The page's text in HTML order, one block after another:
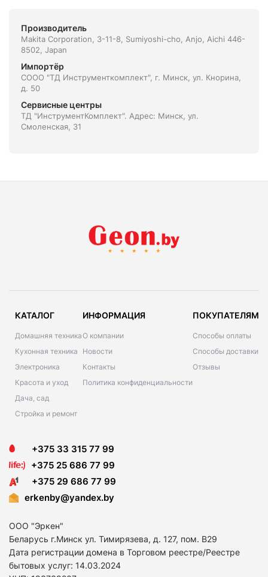
Производитель
Makita Corporation, 3-11-8, Sumiyoshi-cho, Anjo, Aichi 446-
8502, Japan
Импортёр
СООО "ТД Инструменткомплект", г. Минск, ул. Кнорина,
д. 50
Сервисные центры
ТД "ИнструментКомплект". Адрес: Минск, ул.
Смоленская, 31
КАТАЛОГ
Домашняя техника
Кухонная техника
Электроника
Красота и уход
Дача, сад
Стройка и ремонт
ИНФОРМАЦИЯ
О компании
Новости
Контакты
Политика конфиденциальности
ПОКУПАТЕЛЯМ
Способы оплаты
Способы доставки
Отзывы
+375 33 315 77 99
+375 25 686 77 99
+375 29 686 77 99
erkenby@yandex.by
ООО "Эркен"
Беларусь г.Минск ул. Тимирязева, д. 127, пом. В29
Дата регистрации домена в Торговом реестре/Реестре
бытовых услуг: 14.03.2024